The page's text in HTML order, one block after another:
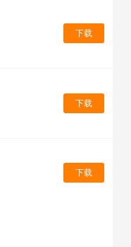
下载
下载
下载